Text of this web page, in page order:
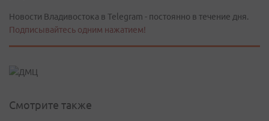
Новости Владивостока в Telegram - постоянно в течение дня.
Подписывайтесь одним нажатием!
Смотрите также